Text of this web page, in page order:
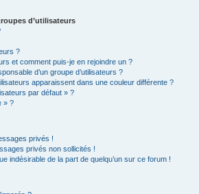
d’utilisateurs
?
et comment puis-je en rejoindre un ?
d’un groupe d’utilisateurs ?
apparaissent dans une couleur différente ?
par défaut » ?
» ?
privés !
privés non sollicités !
indésirable de la part de quelqu’un sur ce forum !